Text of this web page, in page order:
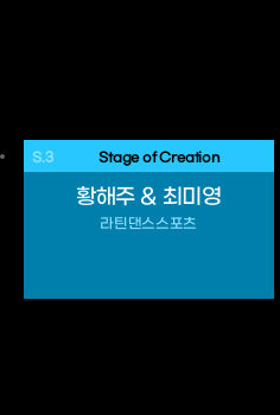
S.3 Stage of Creation
황해주 & 최미영
라틴댄스스포츠